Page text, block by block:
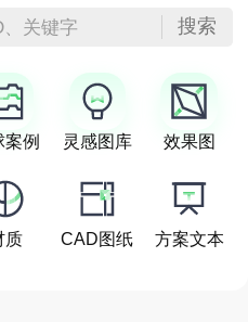
关键字 搜索
案例 灵感图库 效果图
质 CAD图纸 方案文本